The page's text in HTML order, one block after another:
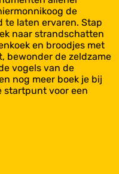
de
te laten ervaren. Stap
naar strandschatten
en broodjes met
bewonder de zeldzame
vogels van de
nog meer boek je bij
startpunt voor een